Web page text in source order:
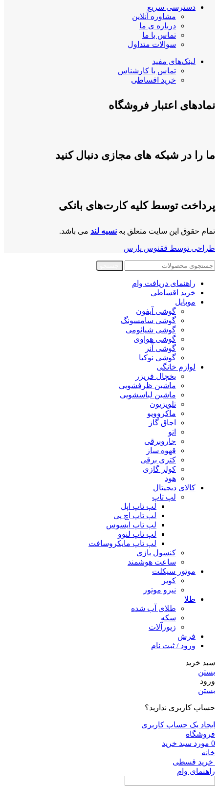
دسترسی سریع
مشاوره آنلاین
درباره ی ما
تماس با ما
سوالات متداول
لینک‌های مفید
تماس با کارشناس
خرید اقساطی
نمادهای اعتبار فروشگاه
ما را در شبکه های مجازی دنبال کنید
پرداخت توسط کلیه کارت‌های بانکی
تمام حقوق این سایت متعلق به نسیه لند می باشد.
طراحی توسط ققنوس پارس
راهنمای دریافت وام
خرید اقساطی
موبایل
گوشی آیفون
گوشی سامسونگ
گوشی شیائومی
گوشی هواوی
گوشی آنر
گوشی نوکیا
لوازم خانگی
یخچال فریزر
ماشین ظرفشویی
ماشین لباسشویی
تلویزیون
ماکروویو
اجاق گاز
اتو
جاروبرقی
قهوه ساز
کتری برقی
کولر گازی
هود
کالای دیجیتال
لپ تاپ
لپ تاپ اپل
لپ تاپ اچ پی
لپ تاپ ایسوس
لپ تاپ لنوو
لپ تاپ مایکروسافت
کنسول بازی
ساعت هوشمند
موتور سیکلت
کویر
نیرو موتور
طلا
طلای آب شده
سکه
زیورآلات
فرش
ورود / ثبت نام
سبد خرید
بستن
ورود
بستن
حساب کاربری ندارید؟
ایجاد یک حساب کاربری
فروشگاه
0 مورد سبد خرید
خانه
خرید قسطی
راهنمای وام